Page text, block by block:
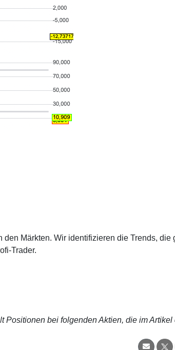
Märkten. Wir identifizieren die Trends, die
Trader.
Positionen bei folgenden Aktien, die im Artikel